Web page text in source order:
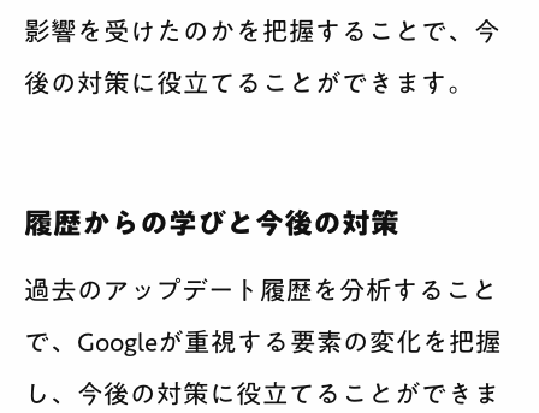
影響を受けたのかを把握することで、今
後の対策に役立てることができます。
履歴からの学びと今後の対策
過去のアップデート履歴を分析すること
で、Googleが重視する要素の変化を把握
し、今後の対策に役立てることができま